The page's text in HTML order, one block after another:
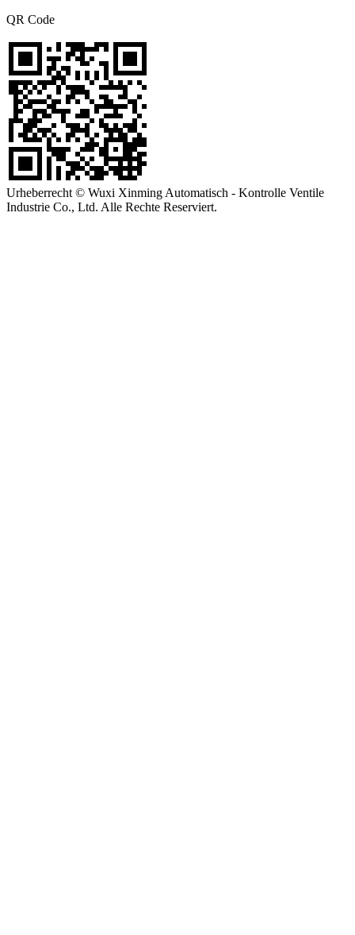
QR Code
Urheberrecht © Wuxi Xinming Automatisch - Kontrolle Ventile
Industrie Co., Ltd. Alle Rechte Reserviert.